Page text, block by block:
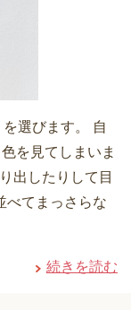
選びます。 自
を見てしまいま
出したりして目
べてまっさらな
続きを読む